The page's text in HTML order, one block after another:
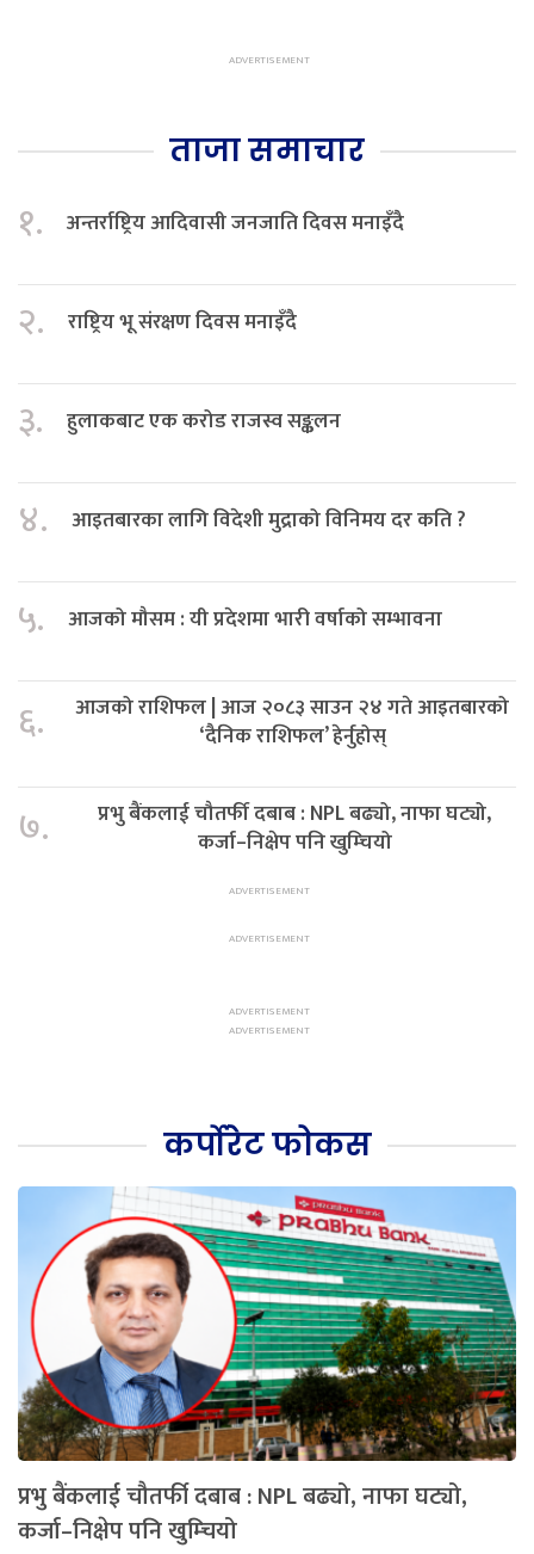
ताजा समाचार
१. अन्तर्राष्ट्रिय आदिवासी जनजाति दिवस मनाइँदै
२. राष्ट्रिय भू संरक्षण दिवस मनाइँदै
३. हुलाकबाट एक करोड राजस्व सङ्कलन
४. आइतबारका लागि विदेशी मुद्राको विनिमय दर कति ?
५. आजको मौसम : यी प्रदेशमा भारी वर्षाको सम्भावना
६.
आजको राशिफल | आज २०८३ साउन २४ गते आइतबारको
‘दैनिक राशिफल’ हेर्नुहोस्
७.
प्रभु बैंकलाई चौतर्फी दबाब : NPL बढ्यो, नाफा घट्यो,
कर्जा–निक्षेप पनि खुम्चियो
कर्पोरेट फोकस
प्रभु बैंकलाई चौतर्फी दबाब : NPL बढ्यो, नाफा घट्यो,
कर्जा–निक्षेप पनि खुम्चियो